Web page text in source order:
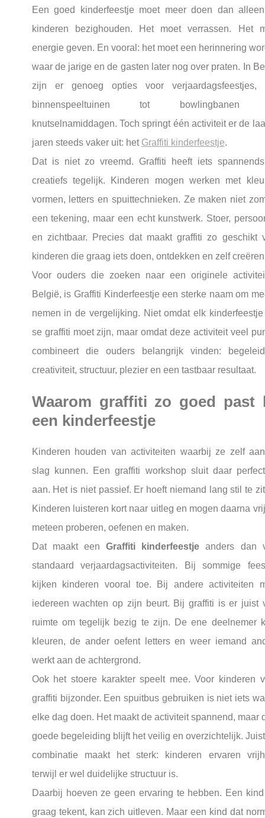
Een goed kinderfeestje moet meer doen dan
kinderen bezighouden. Het moet verrassen. Het
energie geven. En vooral: het moet een herinnering
waar de jarige en de gasten later nog over praten. In
zijn er genoeg opties voor verjaardagsfeestjes,
binnenspeeltuinen tot bowlingbanen
knutselnamiddagen. Toch springt één activiteit er de
jaren steeds vaker uit: het Graffiti kinderfeestje.
Dat is niet zo vreemd. Graffiti heeft iets
creatiefs tegelijk. Kinderen mogen werken met
vormen, letters en spuittechnieken. Ze maken niet
een tekening, maar een echt kunstwerk. Stoer,
en zichtbaar. Precies dat maakt graffiti zo geschikt
kinderen die graag iets doen, ontdekken en zelf
Voor ouders die zoeken naar een originele
België, is Graffiti Kinderfeestje een sterke naam om
nemen in de vergelijking. Niet omdat elk
se graffiti moet zijn, maar omdat deze activiteit veel
combineert die ouders belangrijk vinden:
creativiteit, structuur, plezier en een tastbaar resultaat.
Waarom graffiti zo goed past
een kinderfeestje
Kinderen houden van activiteiten waarbij ze zelf
slag kunnen. Een graffiti workshop sluit daar
aan. Het is niet passief. Er hoeft niemand lang stil te
Kinderen luisteren kort naar uitleg en mogen daarna
meteen proberen, oefenen en maken.
Dat maakt eenGraffiti kinderfeestje anders dan
standaard verjaardagsactiviteiten. Bij sommige
kijken kinderen vooral toe. Bij andere activiteiten
iedereen wachten op zijn beurt. Bij graffiti is er juist
ruimte om tegelijk bezig te zijn. De ene deelnemer
kleuren, de ander oefent letters en weer iemand
werkt aan de achtergrond.
Ook het stoere karakter speelt mee. Voor kinderen
graffiti bijzonder. Een spuitbus gebruiken is niet iets
elke dag doen. Het maakt de activiteit spannend, maar
goede begeleiding blijft het veilig en overzichtelijk.
combinatie maakt het sterk: kinderen ervaren
terwijl er wel duidelijke structuur is.
Daarbij hoeven ze geen ervaring te hebben. Een
graag tekent, kan zich uitleven. Maar een kind dat